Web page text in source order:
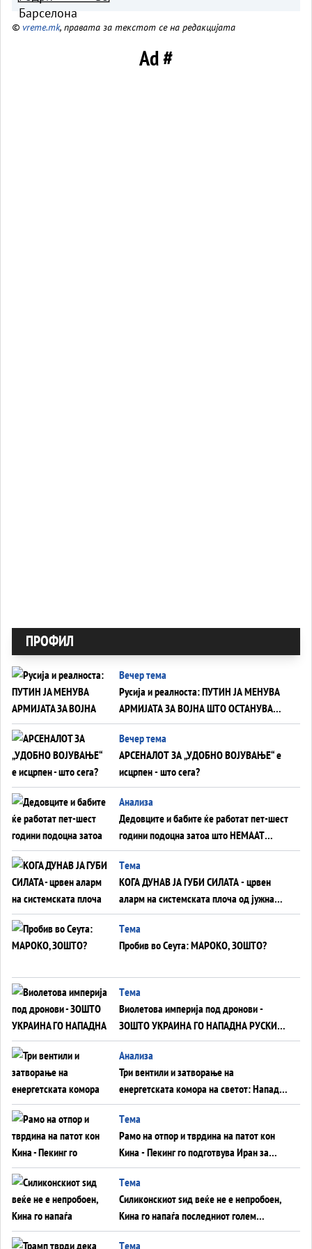
© vreme.mk, правата за текстот се на редакцијата
Ad #
ПРОФИЛ
Вечер тема
Русија и реалноста: ПУТИН ЈА МЕНУВА
АРМИЈАТА ЗА ВОЈНА ШТО ОСТАНУВА
БЕЗ ФРОНТ
Вечер тема
АРСЕНАЛОТ ЗА „УДОБНО ВОЈУВАЊЕ“ е
исцрпен - што сега?
Анализа
Дедовците и бабите ќе работат пет-шест
години подоцна затоа што НЕМААТ
ВНУЦИ ДА ГИ ЗАМЕНАТ
Tема
КОГА ДУНАВ ЈА ГУБИ СИЛАТА - црвен
аларм на системската плоча од јужна
Германија до Црното Море...
Tема
Пробив во Сеута: МАРОКО, ЗОШТО?
Tема
Виолетова империја под дронови -
ЗОШТО УКРАИНА ГО НАПАДНА РУСКИОТ
WILDBERRIES
Aнализа
Три вентили и затворање на
енергетската комора на светот: Нападот
во Суец најавува глобален енергетски
инфаркт?
Tема
Рамо на отпор и тврдина на патот кон
Кина - Пекинг го подготвува Иран за
американска копнена инвазија
Tема
Силиконскиот ѕид веќе не е непробоен,
Кина го напаѓа последниот голем
монопол на Западот?
Tема